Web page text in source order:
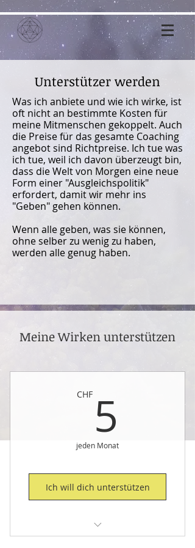
Unterstützer werden
Was ich anbiete und wie ich wirke, ist
oft nicht an bestimmte Kosten für
meine Mitmenschen gekoppelt. Auch
die Preise für das gesamte Coaching
angebot sind Richtpreise. Ich tue was
ich tue, weil ich davon überzeugt bin,
dass die Welt von Morgen eine neue
Form einer "Ausgleichspolitik"
erfordert, damit wir mehr ins
"Geben" gehen können.
Wenn alle geben, was sie können,
ohne selber zu wenig zu haben,
werden alle genug haben.
Meine Wirken unterstützen
CHF 5
jeden Monat
Ich will dich unterstützen